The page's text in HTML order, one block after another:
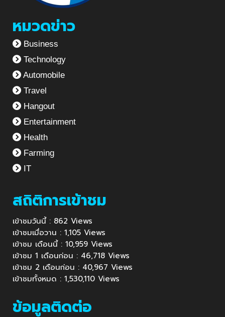
หมวดข่าว
Business
Technology
Automobile
Travel
Hangout
Entertainment
Health
Farming
IT
สถิติการเข้าชม
เข้าชมวันนี้ : 862 Views
เข้าชมเมื่อวาน : 1,105 Views
เข้าชม เดือนนี้ : 10,959 Views
เข้าชม 1 เดือนก่อน : 46,718 Views
เข้าชม 2 เดือนก่อน : 40,967 Views
เข้าชมทั้งหมด : 1,530,110 Views
ข้อมูลติดต่อ